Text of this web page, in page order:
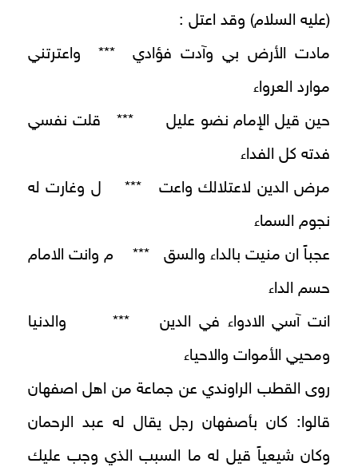
(عليه السلام) وقد اعتل :
مادت الأرض بي وآدت فؤادي *** واعترتني
موارد العرواء
حين قيل الإِمام نضو عليل *** قلت نفسي
فدته كل الفداء
مرض الدين لاعتلالك واعت *** ل وغارت له
نجوم السماء
عجباً ان منيت بالداء والسق *** م وانت الامام
حسم الداء
انت آسي الادواء في الدين *** والدنيا
ومحيي الأموات والاحياء
روى القطب الراوندي عن جماعة من اهل اصفهان
قالوا: كان بأصفهان رجل يقال له عبد الرحمان
وكان شيعياً قيل له ما السبب الذي وجب عليك